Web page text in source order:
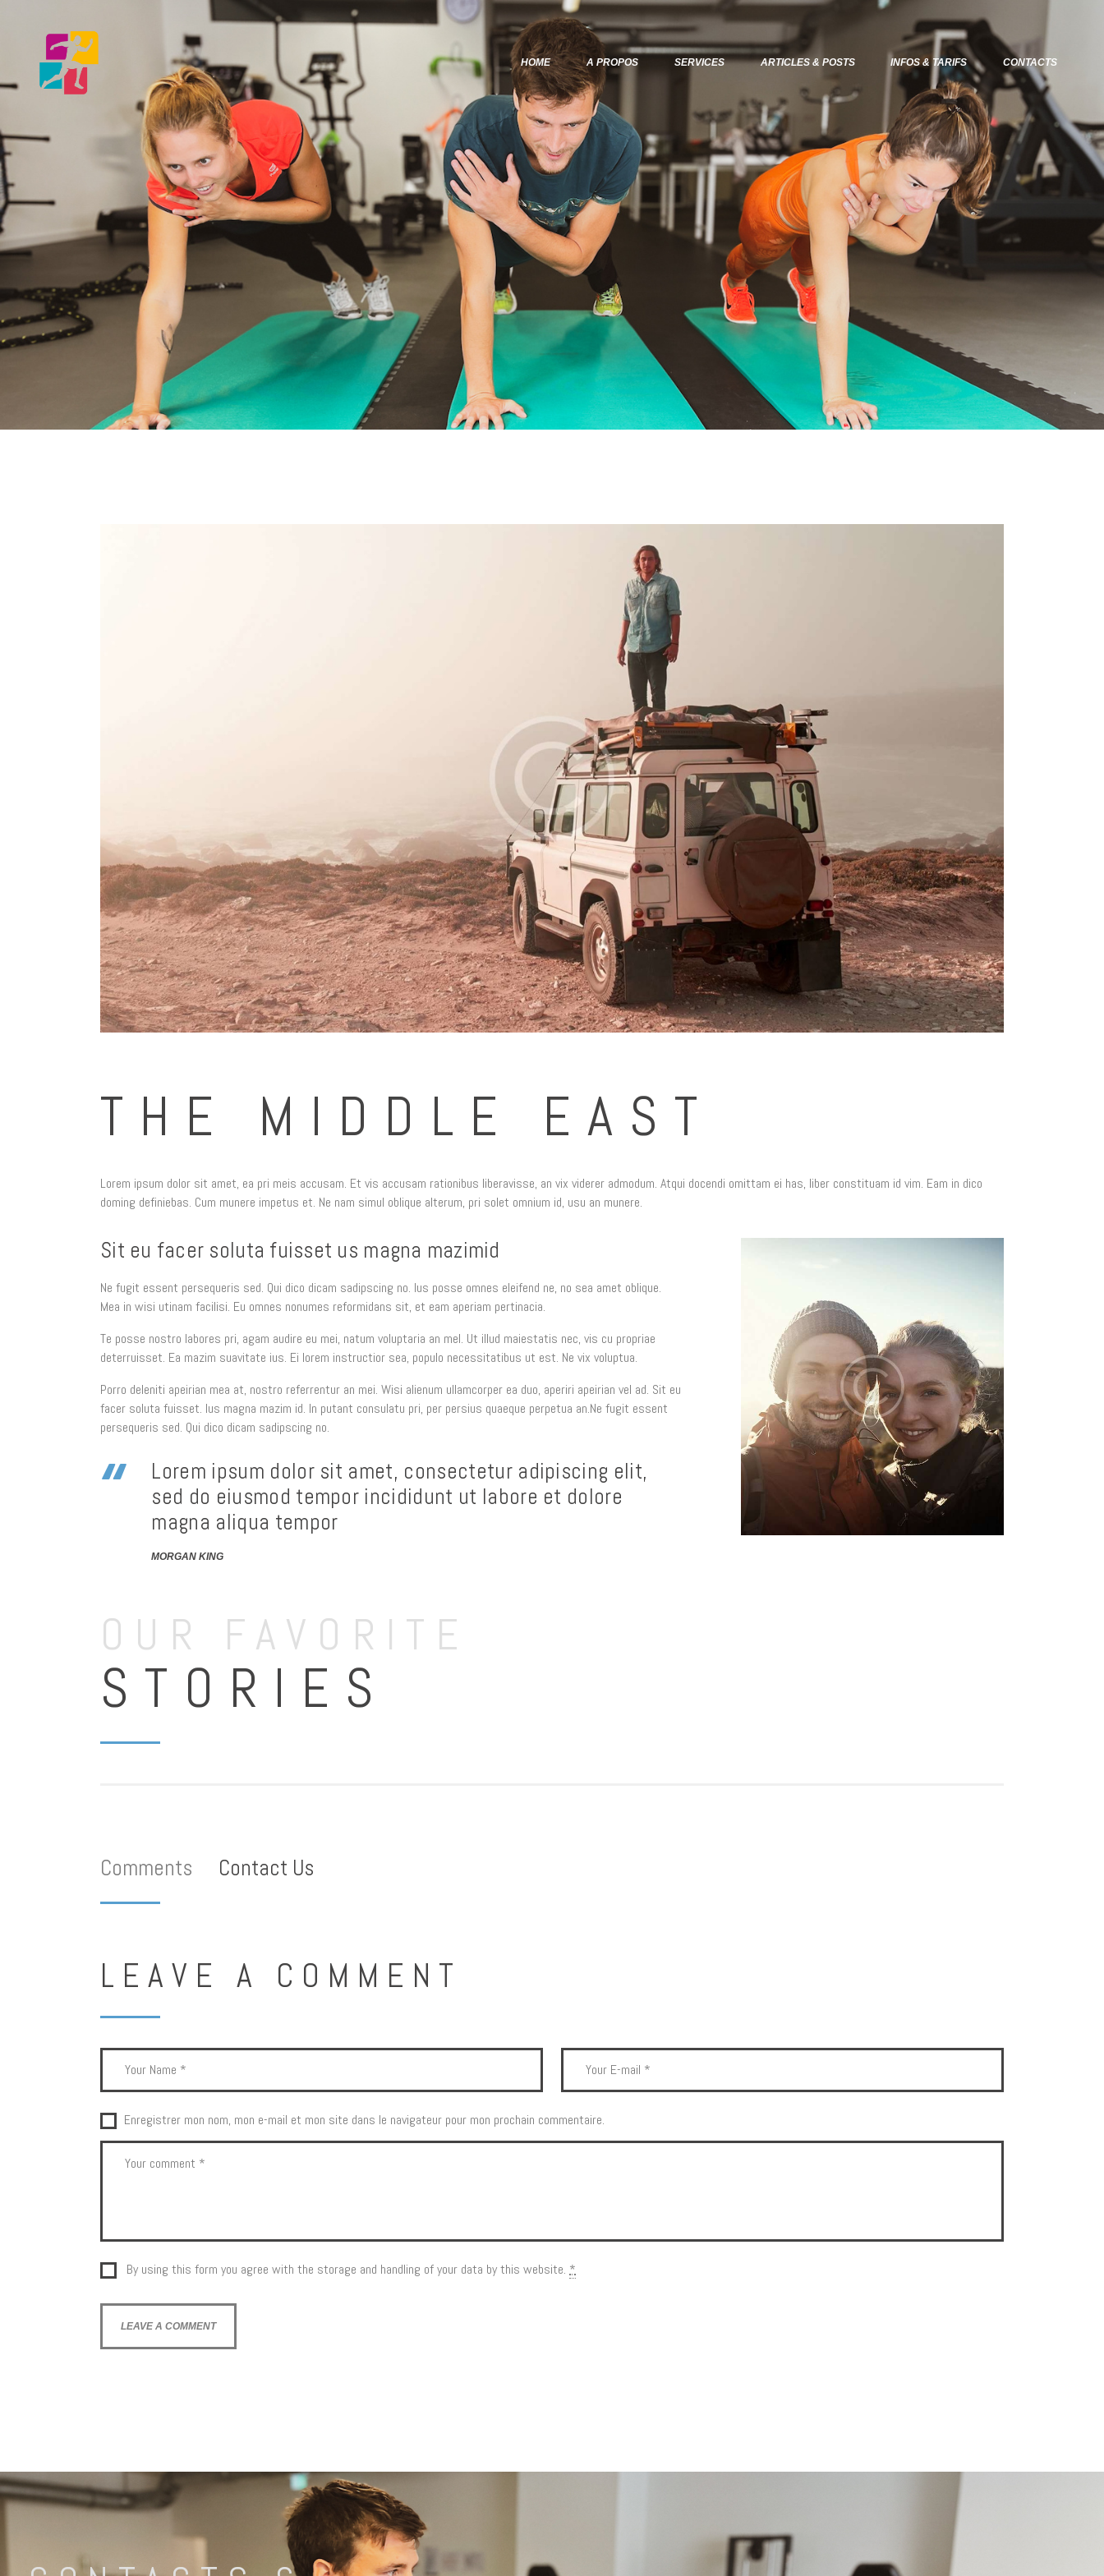
HOME A PROPOS SERVICES ARTICLES & POSTS INFOS & TARIFS CONTACTS
Home
A Propos
Services
Articles & Posts
Infos & Tarifs
Contacts
THE MIDDLE EAST
Lorem ipsum dolor sit amet, ea pri meis accusam. Et vis accusam rationibus liberavisse, an vix viderer admodum. Atqui docendi omittam ei has, liber constituam id vim. Eam in dico
doming definiebas. Cum munere impetus et. Ne nam simul oblique alterum, pri solet omnium id, usu an munere.
Sit eu facer soluta fuisset us magna mazimid
Ne fugit essent persequeris sed. Qui dico dicam sadipscing no. Ius posse omnes eleifend ne, no sea amet oblique.
Mea in wisi utinam facilisi. Eu omnes nonumes reformidans sit, et eam aperiam pertinacia.
Te posse nostro labores pri, agam audire eu mei, natum voluptaria an mel. Ut illud maiestatis nec, vis cu propriae
deterruisset. Ea mazim suavitate ius. Ei lorem instructior sea, populo necessitatibus ut est. Ne vix voluptua.
Porro deleniti apeirian mea at, nostro referrentur an mei. Wisi alienum ullamcorper ea duo, aperiri apeirian vel ad. Sit eu
facer soluta fuisset. Ius magna mazim id. In putant consulatu pri, per persius quaeque perpetua an.Ne fugit essent
persequeris sed. Qui dico dicam sadipscing no.
Lorem ipsum dolor sit amet, consectetur adipiscing elit,
sed do eiusmod tempor incididunt ut labore et dolore
magna aliqua tempor
MORGAN KING
OUR FAVORITE
STORIES
Comments Contact Us
LEAVE A COMMENT
Enregistrer mon nom, mon e-mail et mon site dans le navigateur pour mon prochain commentaire.
By using this form you agree with the storage and handling of your data by this website. *